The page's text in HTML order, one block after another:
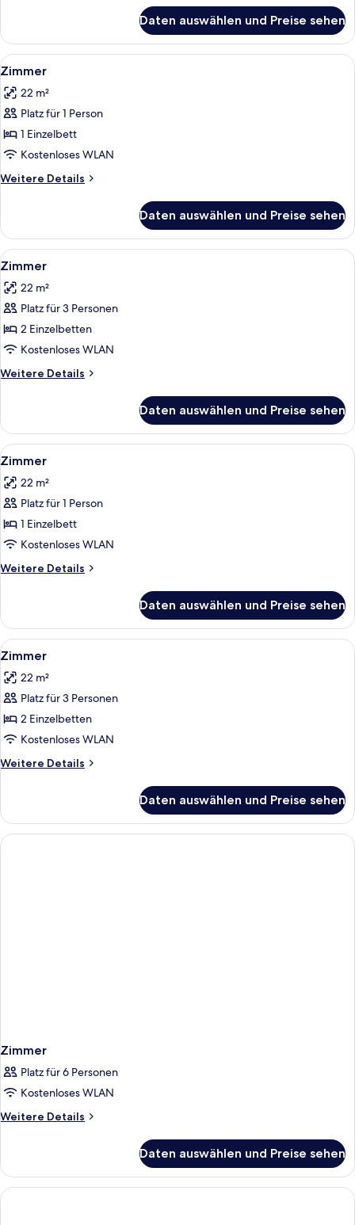
Balkon
Daten auswählen und Preise sehen
Alle
Fotos
für
Zimmer
anzeigen
Ein Hotelzimmer mit Bett,
4
Zimmer
22 m²
Platz für 1 Person
1 Einzelbett
Kostenloses WLAN
Weitere Details
Weitere
Daten auswählen und Preise sehen
Alle
Fotos
für
Zimmer
anzeigen
Ein Hotelzimmer mit zwei Betten,
6
Zimmer
22 m²
Platz für 3 Personen
2 Einzelbetten
Kostenloses WLAN
Weitere Details
Weitere
Daten auswählen und Preise sehen
Alle
Fotos
für
Zimmer
anzeigen
Ein Hotelzimmer mit Bett,
3
Zimmer
22 m²
Platz für 1 Person
1 Einzelbett
Kostenloses WLAN
Weitere Details
Weitere
Daten auswählen und Preise sehen
Alle
Fotos
für
Zimmer
anzeigen
Ein Hotelzimmer mit zwei Betten,
6
Zimmer
22 m²
Platz für 3 Personen
2 Einzelbetten
Kostenloses WLAN
Weitere Details
Weitere
Daten auswählen und Preise sehen
Zimmer
Platz für 6 Personen
Kostenloses WLAN
Weitere Details
Weitere
Daten auswählen und Preise sehen